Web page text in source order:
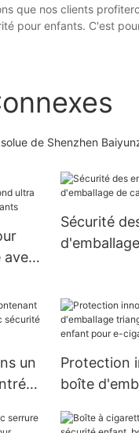
que nos clients
pour enfants. C'est
de Shenzhen
avec
Sécurité
un
Protection
boîte
enfant